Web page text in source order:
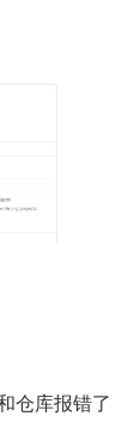
仓库报错了